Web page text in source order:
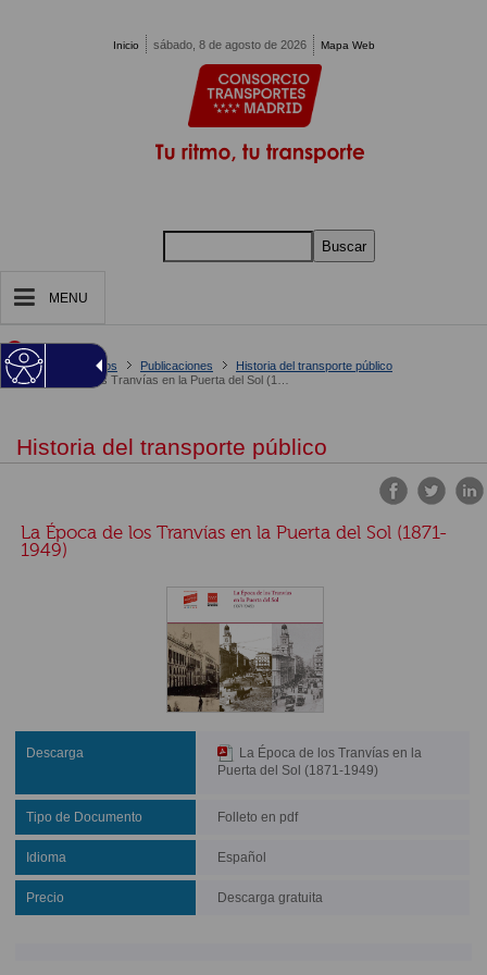
Inicio sábado, 8 de agosto de 2026 Mapa Web
Buscar
MENU
Estás en:
Inicio
Conócenos Publicaciones
Historia del transporte público
Historia del transporte público
La Época de los Tranvías en la Puerta del Sol (1871-
1949)
Descarga
La Época de los Tranvías en la
Puerta del Sol (1871-1949)
Tipo de Documento Folleto en pdf
Idioma Español
Precio Descarga gratuita